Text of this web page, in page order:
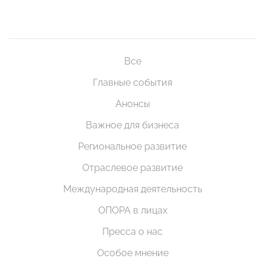
Все
Главные события
Анонсы
Важное для бизнеса
Региональное развитие
Отраслевое развитие
Международная деятельность
ОПОРА в лицах
Пресса о нас
Особое мнение